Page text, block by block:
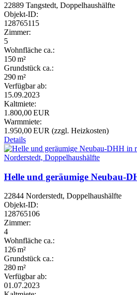
22889 Tangstedt, Doppelhaushälfte
Objekt-ID:
128765115
Zimmer:
5
Wohnfläche ca.:
150 m²
Grund­stück ca.:
290 m²
Verfügbar ab:
15.09.2023
Kaltmiete:
1.800,00 EUR
Warmmiete:
1.950,00 EUR (zzgl. Heizkosten)
Details
Helle und geräumige Neubau-
22844 Norderstedt, Doppelhaushälfte
Objekt-ID:
128765106
Zimmer:
4
Wohnfläche ca.:
126 m²
Grund­stück ca.:
280 m²
Verfügbar ab:
01.07.2023